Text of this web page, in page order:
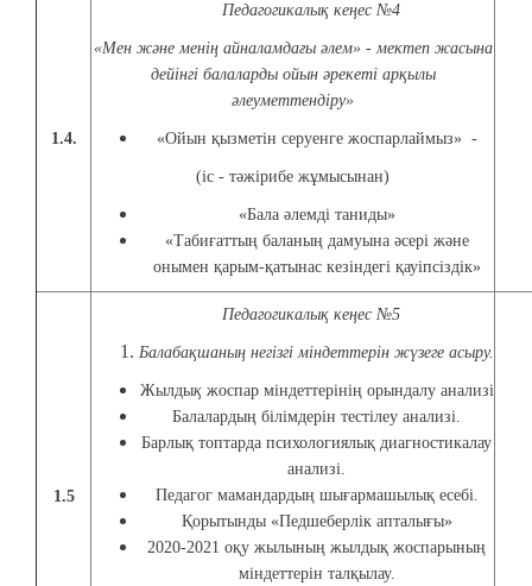
1.4.
Педагогикалық кеңес №4
«Мен және менің айналамдағы әлем» - мектеп жасына
дейінгі балаларды ойын әрекеті арқылы
әлеуметтендіру»
«Ойын қызметін серуенге жоспарлаймыз» -
(іс - тәжірибе жұмысынан)
«Бала әлемді таниды»
«Табиғаттың баланың дамуына әсері және
онымен қарым-қатынас кезіндегі қауіпсіздік»
1.5
Педагогикалық кеңес №5
Балабақшаның негізгі міндеттерін жүзеге асыру.
Жылдықжоспар міндеттерінің орындалу анализі
Балалардың білімдерін тестілеу анализі.
Барлық топтарда психологиялық диагностикалау
анализі.
Педагог мамандардың шығармашылық есебі.
Қорытынды «Педшеберлік апталығы»
2020-2021 оқу жылының жылдық жоспарының
міндеттерін талқылау.